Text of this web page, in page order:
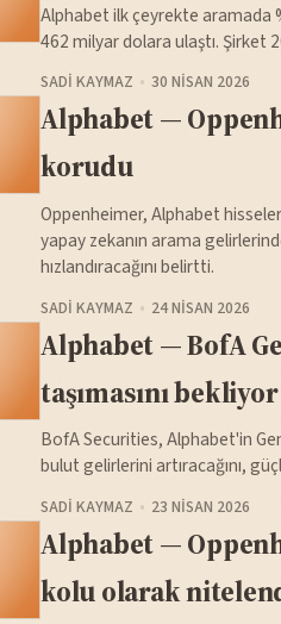
Alphabet ilk çeyrekte aramada
462 milyar dolara ulaştı. Şirket
SADI KAYMAZ 30 NISAN 2026
Alphabet —
korudu
Oppenheimer, Alphabet
yapay zekanın arama
hızlandıracağını belirtti.
SADI KAYMAZ 24 NISAN 2026
Alphabet — BofA
taşımasını bekliyor
BofA Securities, Alphabet'in
bulut gelirlerini artıracağını,
SADI KAYMAZ 23 NISAN 2026
Alphabet —
kolu olarak